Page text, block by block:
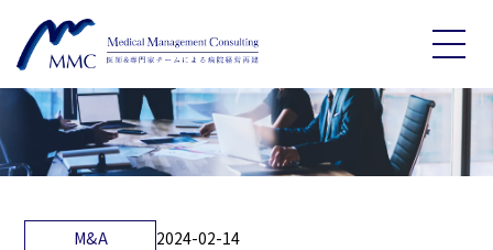
M&A 2024-02-14